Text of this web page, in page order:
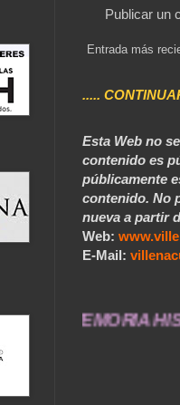
Publicar un
Entrada más
.....
Esta Web no
contenido es
públicamente
contenido. No
nueva a partir
Web:
E-Mail: